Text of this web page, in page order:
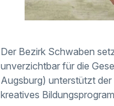
Der Bezirk Schwaben
unverzichtbar für die
Augsburg) unterstützt
kreatives